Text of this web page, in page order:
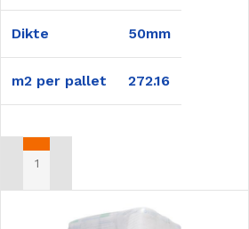
Dikte 50mm
m2 per pallet 272.16
TOEVOEGEN AAN WINKELWAGEN